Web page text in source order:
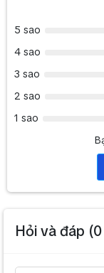
>>>Có thể bạn
tại loakaraoke.com.vn
5 sao
4 sao
3 sao
2 sao
1 sao
Hỏi và đáp (0